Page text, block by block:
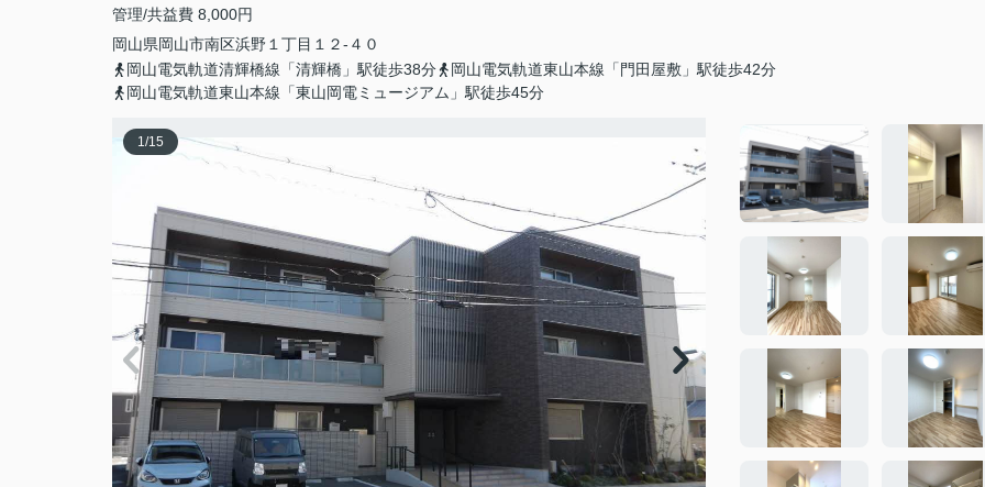
管理/共益費 8,000円
岡山県岡山市南区浜野１丁目１２-４０
岡山電気軌道清輝橋線「清輝橋」駅徒歩38分
岡山電気軌道東山本線「門田屋敷」駅徒歩42分
岡山電気軌道東山本線「東山岡電ミュージアム」駅徒歩45分
1/15